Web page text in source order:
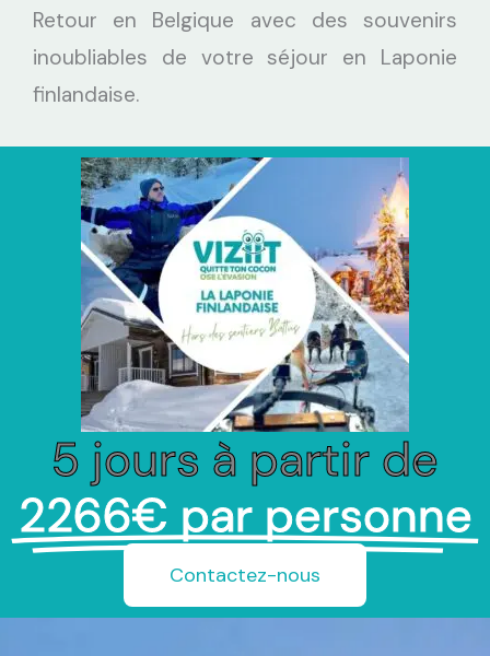
Retour en Belgique avec des souvenirs
inoubliables de votre séjour en Laponie
finlandaise.
5 jours à partir de
2266€ par personne
Contactez-nous